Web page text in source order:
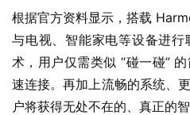
W
i
n
1
1
根据官方资料显示，搭载
与电视、智能家电等设备进
术，用户仅需类似 “碰一碰”
速连接。再加上流畅的系统、
户将获得无处不在的、真正的智